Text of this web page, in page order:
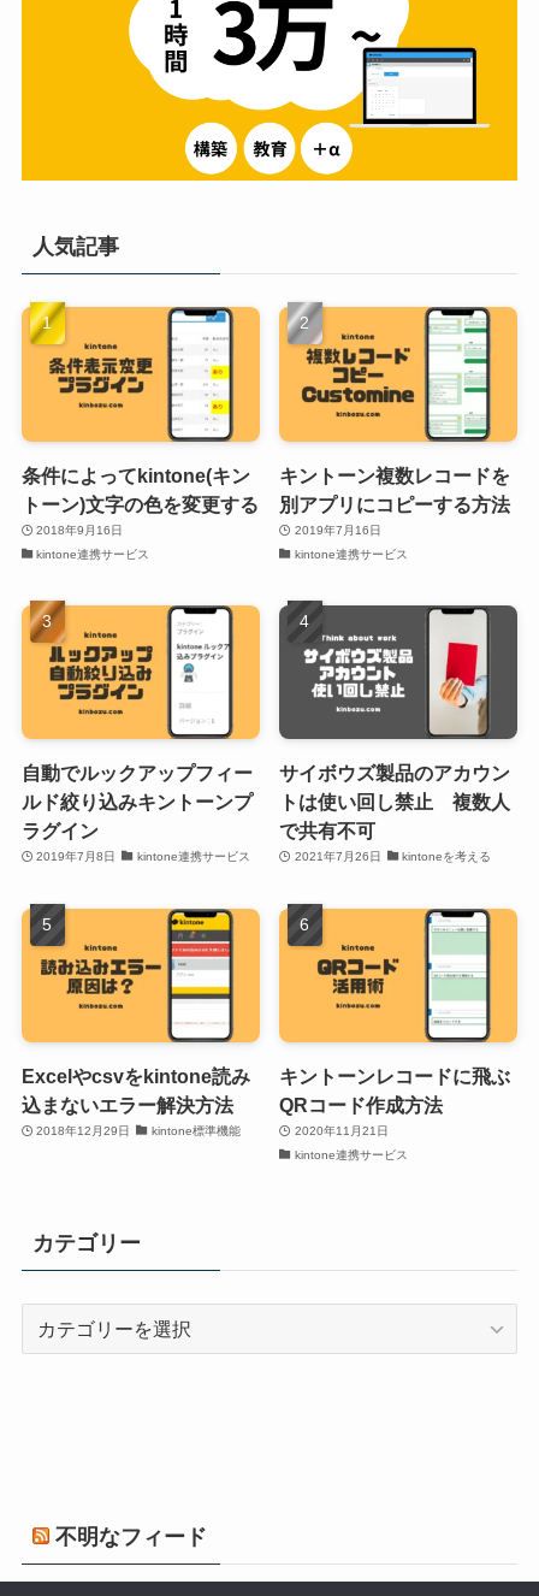
人気記事
条件によってkintone(キン
トーン)文字の色を変更する
2018年9月16日
kintone連携サービス
キントーン複数レコードを
別アプリにコピーする方法
2019年7月16日
kintone連携サービス
自動でルックアップフィー
ルド絞り込みキントーンプ
ラグイン
2019年7月8日 kintone連携サービス
サイボウズ製品のアカウン
トは使い回し禁止 複数人
で共有不可
2021年7月26日 kintoneを考える
Excelやcsvをkintone読み
込まないエラー解決方法
2018年12月29日 kintone標準機能
キントーンレコードに飛ぶ
QRコード作成方法
2020年11月21日
kintone連携サービス
カテゴリー
不明なフィード